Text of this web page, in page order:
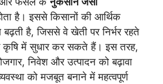
है। इससे किसानों की आर्थिक
है, जिससे वे खेती पर निर्भर रहते
कृषि में सुधार कर सकते हैं। इस तरह,
निवेश और उत्पादन को बढ़ावा
को मजबूत बनाने में महत्वपूर्ण